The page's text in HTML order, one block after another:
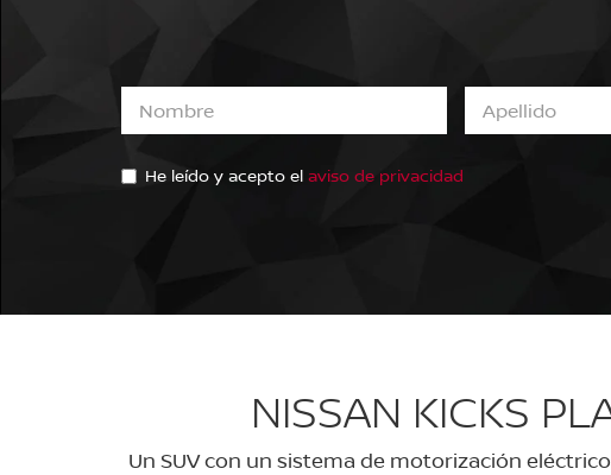
He leído y acepto el aviso de privacidad
NISSAN KICKS
Un SUV con un sistema de motorización